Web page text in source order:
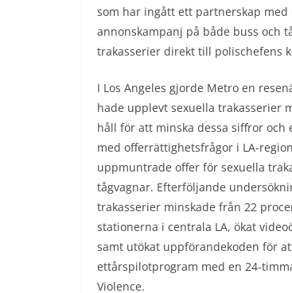
som har ingått ett partnerskap med
annonskampanj på både buss och
trakasserier direkt till polischefens
I Los Angeles gjorde Metro en
hade upplevt sexuella trakasserier
håll för att minska dessa siffror och
med offerrättighetsfrågor i LA-
uppmuntrade offer för sexuella
tågvagnar. Efterföljande
trakasserier minskade från 22
stationerna i centrala LA, ökat
samt utökat uppförandekoden för
ettårspilotprogram med en 24-
Violence.